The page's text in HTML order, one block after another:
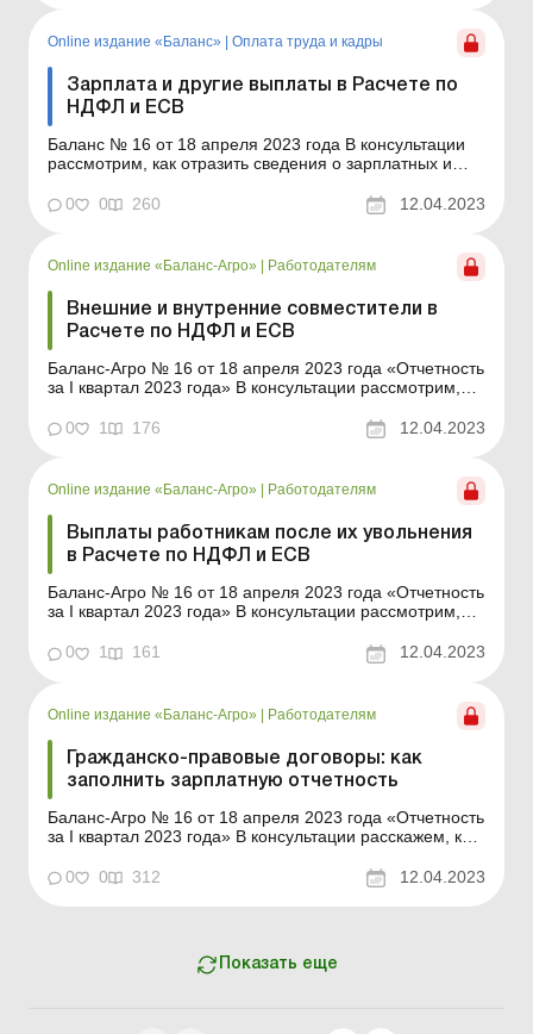
м...
Online издание «Баланс» | Оплата труда и кадры
Зарплата и другие выплаты в Расчете по
НДФЛ и ЕСВ
Баланс № 16 от 18 апреля 2023 года В консультации
рассмотрим, как отразить сведения о зарплатных и
индексации, премии, материальную помощь,
стоимость подарков, а также оплаты за простой,
компенсацию стоимости т...
0 0 260 12.04.2023
Online издание «Баланс-Агро» Работодателям
Внешние и внутренние совместители в
Расчете по НДФЛ и ЕСВ
Баланс-Агро № 16 от 18 апреля 2023 года «Отчетность
за І квартал 2023 года» В консультации рассмотрим,
увольнении внутренних и внешних совместителей, а
также о трудовых отношениях с ними и суммах
приложения...
0 1 176 12.04.2023
Online издание «Баланс-Агро» Работодателям
Выплаты работникам после их увольнения
в Расчете по НДФЛ и ЕСВ
Баланс-Агро № 16 от 18 апреля 2023 года «Отчетность
за І квартал 2023 года» В консультации рассмотрим,
доходы работникам после даты их увольнения,
выясним, начислять ли на такие доходы ЕСВ, НДФЛ и
0 1 161 12.04.2023
Online издание «Баланс-Агро» | Работодателям
Гражданско-правовые договоры: как
заполнить зарплатную отчетность
Баланс-Агро № 16 от 18 апреля 2023 года «Отчетность
за І квартал 2023 года» В консультации расскажем, как
действия гражданско-правового договора (далее –
ГПД), а также о суммах начисленного/выплаченного по
0 0 312 12.04.2023
Показать еще